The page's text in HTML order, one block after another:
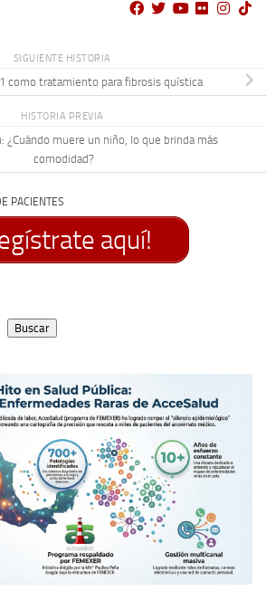
SIGUIENTE HISTORIA
como tratamiento para fibrosis quística
HISTORIA PREVIA
¿Cuándo muere un niño, lo que brinda más
comodidad?
PACIENTES
aquí!
Buscar